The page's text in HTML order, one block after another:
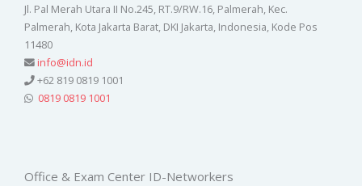
Jl. Pal Merah Utara II No.245, RT.9/RW.16, Palmerah, Kec.
Palmerah, Kota Jakarta Barat, DKI Jakarta, Indonesia, Kode Pos
11480
info@idn.id
+62 819 0819 1001
0819 0819 1001
Office & Exam Center ID-Networkers